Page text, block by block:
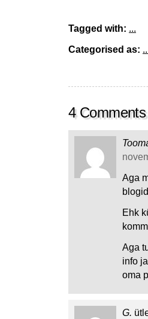
Tagged with: ...
Categorised as:
4 Comments
Aga
Ehk
Aga
info
oma
G.